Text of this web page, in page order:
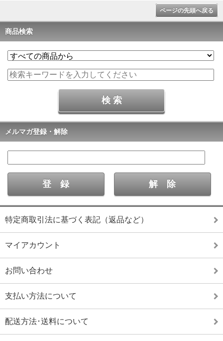
ページの先頭へ戻る
商品検索
メルマガ登録・解除
特定商取引法に基づく表記（返品など）
マイアカウント
お問い合わせ
支払い方法について
配送方法･送料について